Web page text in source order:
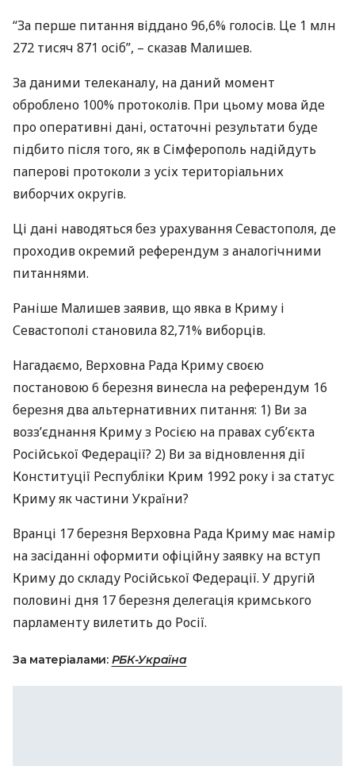
“За перше питання віддано 96,6% голосів. Це 1 млн
272 тисяч 871 осіб”, – сказав Малишев.
За даними телеканалу, на даний момент
оброблено 100% протоколів. При цьому мова йде
про оперативні дані, остаточні результати буде
підбито після того, як в Сімферополь надійдуть
паперові протоколи з усіх територіальних
виборчих округів.
Ці дані наводяться без урахування Севастополя, де
проходив окремий референдум з аналогічними
питаннями.
Раніше Малишев заявив, що явка в Криму і
Севастополі становила 82,71% виборців.
Нагадаємо, Верховна Рада Криму своєю
постановою 6 березня винесла на референдум 16
березня два альтернативних питання: 1) Ви за
возз’єднання Криму з Росією на правах суб’єкта
Російської Федерації? 2) Ви за відновлення дії
Конституції Республіки Крим 1992 року і за статус
Криму як частини України?
Вранці 17 березня Верховна Рада Криму має намір
на засіданні оформити офіційну заявку на вступ
Криму до складу Російської Федерації. У другій
половині дня 17 березня делегація кримського
парламенту вилетить до Росії.
За матеріалами: РБК-Україна